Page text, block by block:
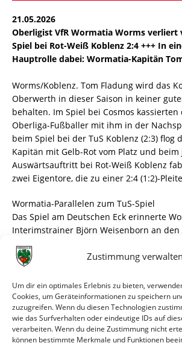
Zustimmung verwalten
Um dir ein optimales Erlebnis zu bieten,
Cookies, um Geräteinformationen zu speichern
zuzugreifen. Wenn du diesen Technologien
wie das Surfverhalten oder eindeutige IDs auf
verarbeiten. Wenn du deine Zustimmung nicht
können bestimmte Merkmale und Funktionen
21.05.2026
Oberligist VfR Wormatia Worms verliert
Spiel bei Rot-Weiß Koblenz 2:4 +++ In
Hauptrolle dabei: Wormatia-Kapitän
Worms/Koblenz. Tom Fladung wird das
Oberwerth in dieser Saison in keiner
behalten. Im Spiel bei Cosmos kassierten
Oberliga-Fußballer mit ihm in der
beim Spiel bei der TuS Koblenz (2:3) flog
Kapitän mit Gelb-Rot vom Platz und
Auswärtsauftritt bei Rot-Weiß Koblenz
zwei Eigentore, die zu einer 2:4 (1:2)-
Wormatia-Parallelen zum TuS-Spiel
Das Spiel am Deutschen Eck erinnerte
Interimstrainer Björn Weisenborn an
Mannschaft bei der TuS Koblenz vor
Wie schon da, starteten die Wormser
wurden erst nach dem Seitenwechsel
anlaufen, intensiv spielen, Druck auf den
umschrieb Weisenborn den Matchplan.
nur bedingt geklappt.” Und so ging die
der Hausherren (Tore von Teyler-Jeremy
Takumu Yamahara 44.) laut Weisenborn